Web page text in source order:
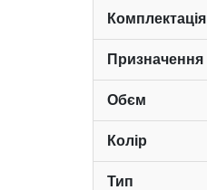
Комплектація
Призначення
Обєм
Колір
Тип